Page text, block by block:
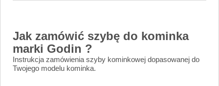
Jak zamówić szybę do kominka
marki Godin ?
Instrukcja zamówienia szyby kominkowej dopasowanej do
Twojego modelu kominka.